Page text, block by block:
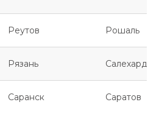
Реутов Рошаль
Рязань Салехард
Саранск Саратов